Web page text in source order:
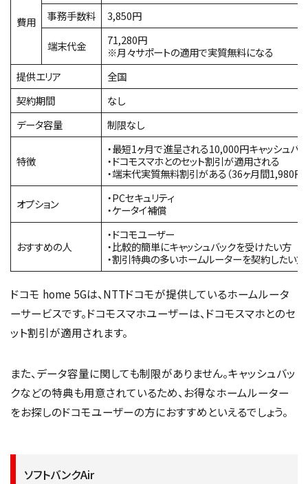
費用
事務手数料
3,850円
端末代金
71,280円
※月々サポートの適用で実質無料になる
提供エリア
全国
契約期間
なし
データ容量
制限なし
特徴
・最短1ヶ月で進呈される10,000円キャッシュバ
・ドコモスマホとのセット割引が適用される
・端末代実質無料割引がある（36ヶ月間1,980円
オプション
・PCセキュリティ
・ケータイ補償
おすすめの人
・ドコモユーザー
・比較的簡単にキャッシュバックを受けたい方
・割引特典の多いホームルーターを契約したい方
ドコモ home 5Gは、NTTドコモが提供しているホームルータ
ーサービスです。ドコモスマホユーザーは、ドコモスマホとのセ
ット割引が適用されます。
また、データ容量に関しても制限がありません。キャッシュバッ
クなどの特典も用意されているため、お得なホームルーター
をお探しのドコモユーザーの方におすすめといえるでしょう。
ソフトバンクAir